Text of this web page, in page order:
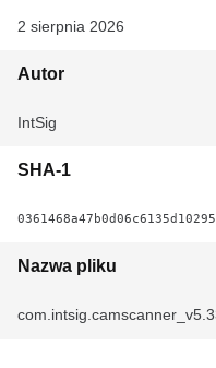
2 sierpnia 2026
Autor
IntSig
SHA-1
Nazwa pliku